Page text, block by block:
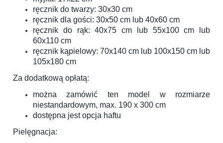
ręcznik do twarzy: 30x30 cm
ręcznik dla gości: 30x50 cm lub 40x60 cm
ręcznik do rąk: 40x75 cm lub 55x100 cm lub
60x110 cm
ręcznik kąpielowy: 70x140 cm lub 100x150 cm lub
105x180 cm
Za dodatkową opłatą:
można zamówić ten model w rozmiarze
niestandardowym, max. 190 x 300 cm
dostępna jest opcja haftu
Pielęgnacja: